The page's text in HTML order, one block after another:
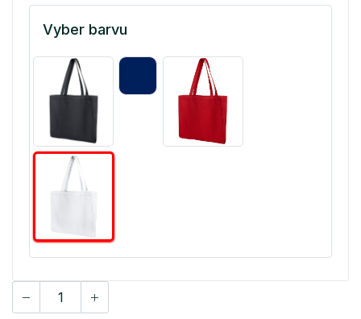
Vyber barvu